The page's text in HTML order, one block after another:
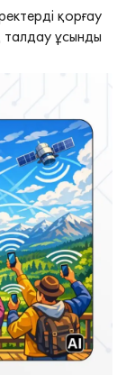
қорғау
ұсынды